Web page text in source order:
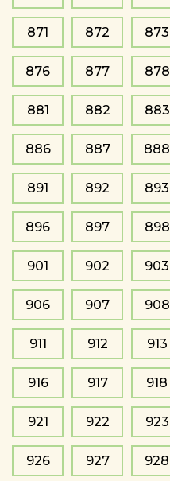
871 872 873
876 877 878
881 882 883
886 887 888
891 892 893
896 897 898
901 902 903
906 907 908
911 912 913
916 917 918
921 922 923
926 927 928